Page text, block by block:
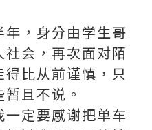
，身分由学生哥
会，再次面对陌
比从前谨慎，只
且不说。
定要感谢把单车